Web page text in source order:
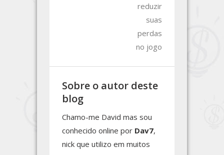
reduzir
suas
perdas
no jogo
Sobre o autor deste
blog
Chamo-me David mas sou
conhecido online por Dav7,
nick que utilizo em muitos